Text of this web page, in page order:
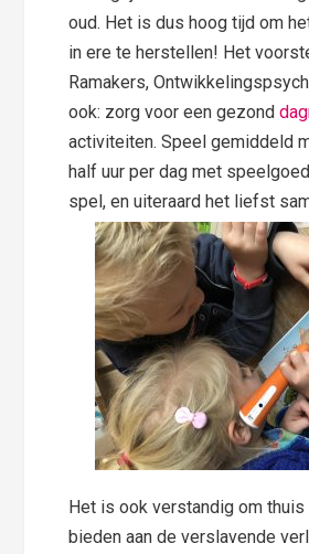
oud. Het is dus hoog tijd om
in ere te herstellen! Het
Ramakers,
ook: zorg voor een gezond
activiteiten. Speel gemiddeld
half uur per dag met
spel, en uiteraard het liefst
Het is ook verstandig om
bieden aan de verslavende